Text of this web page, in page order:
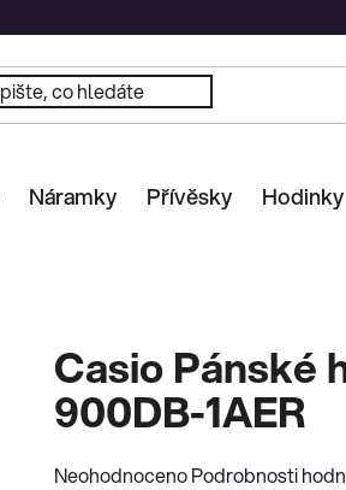
Náramky Přívěsky Hodinky
Casio Pánské
900DB-1AER
Průměrné
NeohodnocenoPodrobnosti